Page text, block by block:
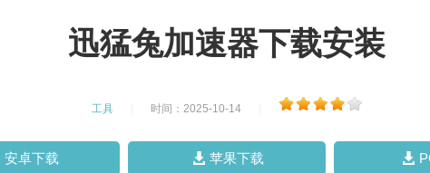
迅猛兔加速器下载安装
工具 时间：2025-10-14
安卓下载 苹果下载